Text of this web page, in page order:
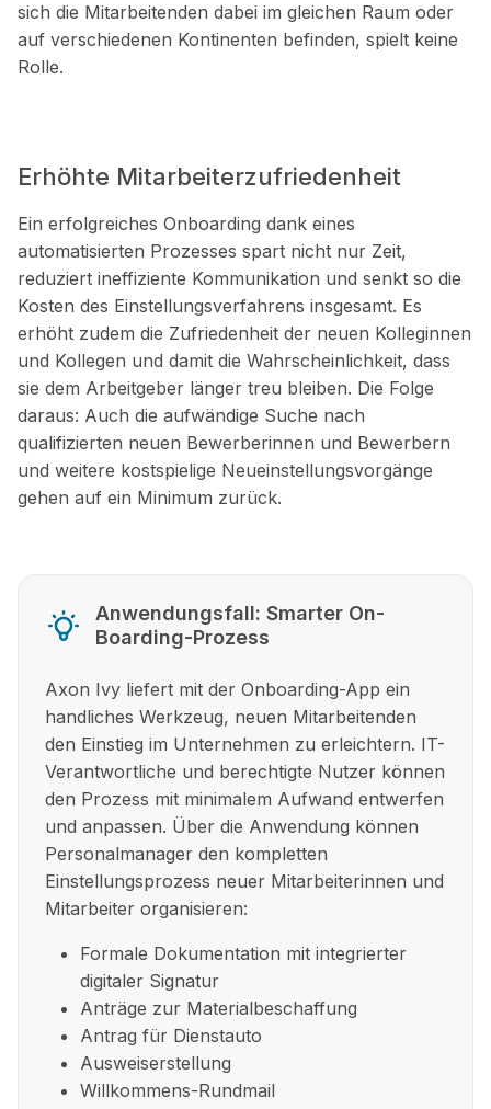
sich die Mitarbeitenden dabei im gleichen Raum oder
auf verschiedenen Kontinenten befinden, spielt keine
Rolle.
Erhöhte Mitarbeiterzufriedenheit
Ein erfolgreiches Onboarding dank eines
automatisierten Prozesses spart nicht nur Zeit,
reduziert ineffiziente Kommunikation und senkt so die
Kosten des Einstellungsverfahrens insgesamt. Es
erhöht zudem die Zufriedenheit der neuen Kolleginnen
und Kollegen und damit die Wahrscheinlichkeit, dass
sie dem Arbeitgeber länger treu bleiben. Die Folge
daraus: Auch die aufwändige Suche nach
qualifizierten neuen Bewerberinnen und Bewerbern
und weitere kostspielige Neueinstellungsvorgänge
gehen auf ein Minimum zurück.
Anwendungsfall: Smarter On-
Boarding-Prozess
Axon Ivy liefert mit der Onboarding-App ein
handliches Werkzeug, neuen Mitarbeitenden
den Einstieg im Unternehmen zu erleichtern. IT-
Verantwortliche und berechtigte Nutzer können
den Prozess mit minimalem Aufwand entwerfen
und anpassen. Über die Anwendung können
Personalmanager den kompletten
Einstellungsprozess neuer Mitarbeiterinnen und
Mitarbeiter organisieren:
Formale Dokumentation mit integrierter
digitaler Signatur
Anträge zur Materialbeschaffung
Antrag für Dienstauto
Ausweiserstellung
Willkommens-Rundmail